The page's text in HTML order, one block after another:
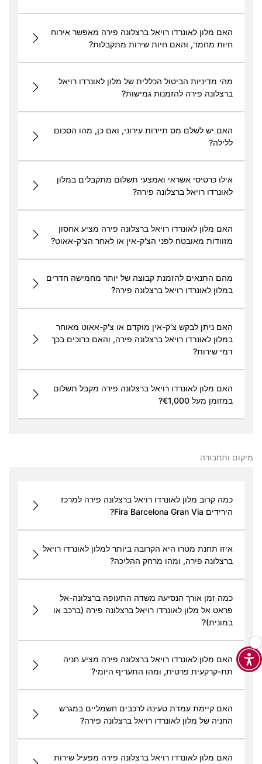
האם מלון לאונרדו רויאל ברצלונה פירה מאפשר אירוח
חיות מחמד, והאם חיות שירות מתקבלות?
מהי מדיניות הביטול הכללית של מלון לאונרדו רויאל
ברצלונה פירה להזמנות גמישות?
האם יש לשלם מס תיירות עירוני, ואם כן, מהו הסכום
ללילה?
אילו כרטיסי אשראי ואמצעי תשלום מתקבלים במלון
לאונרדו רויאל ברצלונה פירה?
האם מלון לאונרדו רויאל ברצלונה פירה מציע אחסון
מזוודות מאובטח לפני הצ'ק-אין או לאחר הצ'ק-אאוט?
מהם התנאים להזמנת קבוצה של יותר מחמישה חדרים
במלון לאונרדו רויאל ברצלונה פירה?
האם ניתן לבקש צ'ק-אין מוקדם או צ'ק-אאוט מאוחר
במלון לאונרדו רויאל ברצלונה פירה, והאם כרוכים בכך
דמי שירות?
האם מלון לאונרדו רויאל ברצלונה פירה מקבל תשלום
במזומן מעל ‎€1,000?
מיקום ותחבורה
כמה קרוב מלון לאונרדו רויאל ברצלונה פירה למרכז
הירידים Fira Barcelona Gran Via?
איזו תחנת מטרו היא הקרובה ביותר למלון לאונרדו רויאל
ברצלונה פירה, ומהו מרחק ההליכה?
כמה זמן אורך הנסיעה משדה התעופה ברצלונה-אל
פראט אל מלון לאונרדו רויאל ברצלונה פירה (ברכב או
במונית)?
האם מלון לאונרדו רויאל ברצלונה פירה מציע חניה
תת-קרקעית פרטית, ומהו התעריף היומי?
האם קיימת עמדת טעינה לרכבים חשמליים במגרש
החניה של מלון לאונרדו רויאל ברצלונה פירה?
האם מלון לאונרדו רויאל ברצלונה פירה מפעיל שירות